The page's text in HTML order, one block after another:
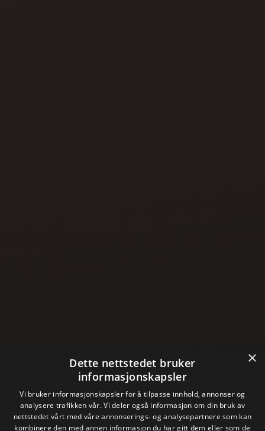
×
Dette nettstedet bruker
informasjonskapsler
Vi bruker informasjonskapsler for å tilpasse innhold, annonser og
analysere trafikken vår. Vi deler også informasjon om din bruk av
nettstedet vårt med våre annonserings- og analysepartnere som kan
kombinere den med annen informasjon du har gitt dem eller som de